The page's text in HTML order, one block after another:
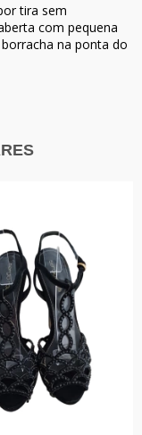
tira sem
com pequena
na ponta do